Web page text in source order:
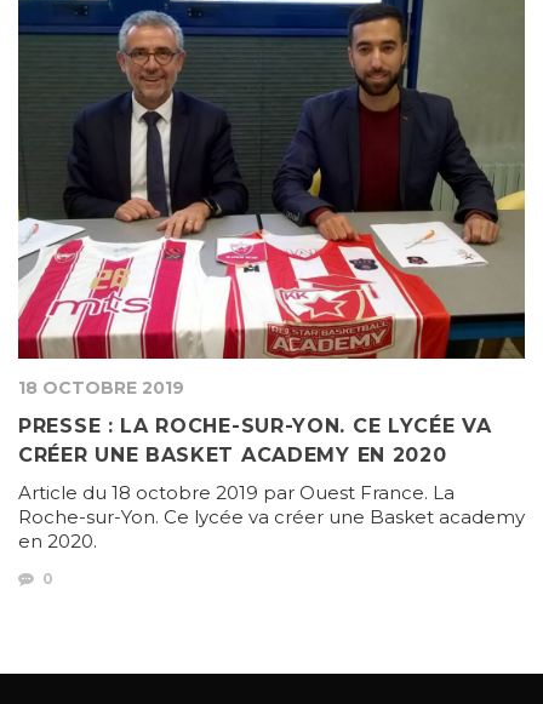
18 OCTOBRE 2019
PRESSE : LA ROCHE-SUR-YON. CE LYCÉE VA
CRÉER UNE BASKET ACADEMY EN 2020
Article du 18 octobre 2019 par Ouest France. La
Roche-sur-Yon. Ce lycée va créer une Basket academy
en 2020.
0